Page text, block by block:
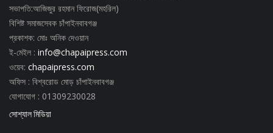
সভাপতি:আজিজুর রহমান ফিরোজ(মহরিল)
বিশিষ্ট সমাজসেবক চাঁপাইনবাবগঞ্জ
প্রকাশক: মোঃ অনিক দেওয়ান
ই-মেইল : info@chapaipress.com
ওয়েব: chapaipress.com
অফিস : বিশ্বরোড মোড় চাঁপাইনবাবগঞ্জ
যোগাযোগ : 01309230028
সোশ্যাল মিডিয়া